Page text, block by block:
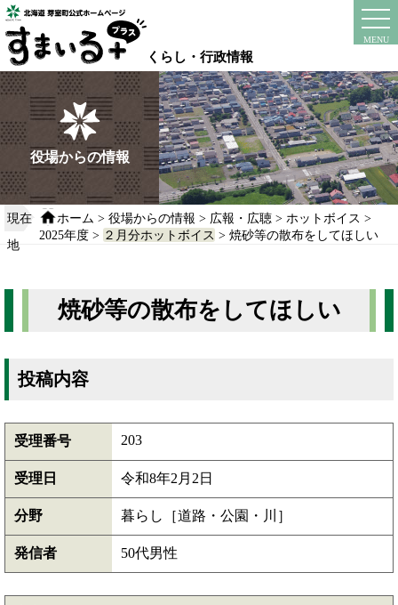
本
文
へ
移
動
る
くらし・行政情報
MENU
instagram
役場からの情報
現在
地
ホーム >役場からの情報 > 広報・広聴 > ホットボイス >
2025年度 > ２月分ホットボイス > 焼砂等の散布をしてほしい
焼砂等の散布をしてほしい
投稿内容
受理番号 203
受理日 令和8年2月2日
分野 暮らし［道路・公園・川］
発信者 50代男性